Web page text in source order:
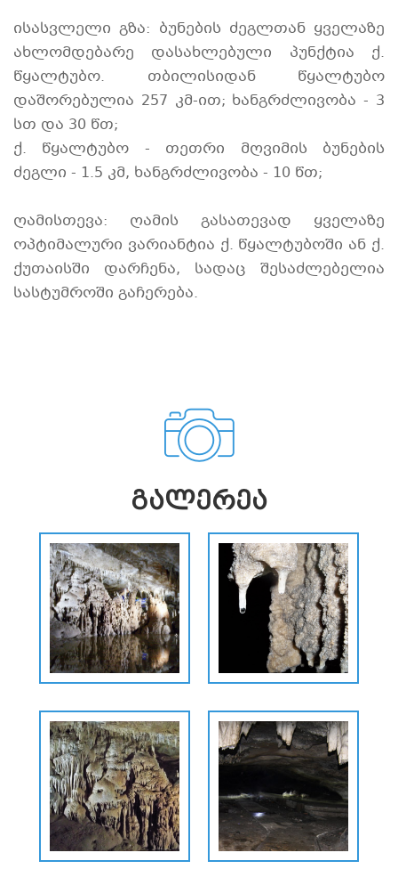
ისასვლელი გზა: ბუნების ძეგლთან ყველაზე
ახლომდებარე დასახლებული პუნქტია ქ.
წყალტუბო. თბილისიდან წყალტუბო
დაშორებულია 257 კმ-ით; ხანგრძლივობა - 3
სთ და 30 წთ;
ქ. წყალტუბო - თეთრი მღვიმის ბუნების
ძეგლი - 1.5 კმ, ხანგრძლივობა - 10 წთ;
ღამისთევა: ღამის გასათევად ყველაზე
ოპტიმალური ვარიანტია ქ. წყალტუბოში ან ქ.
ქუთაისში დარჩენა, სადაც შესაძლებელია
სასტუმროში გაჩერება.
ᲒᲐᲚᲔᲠᲔᲐ